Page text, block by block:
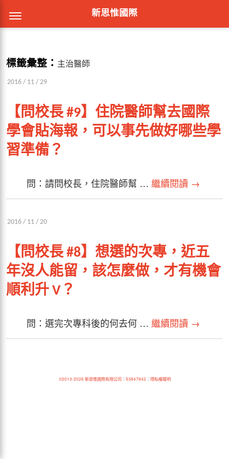
新思惟國際
標籤彙整： 主治醫師
2016 / 11 / 29
【問校長 #9】住院醫師幫去國際
學會貼海報，可以事先做好哪些學
習準備？
問：請問校長，住院醫師幫 … 繼續閱讀 →
2016 / 11 / 20
【問校長 #8】想選的次專，近五
年沒人能留，該怎麼做，才有機會
順利升 V？
問：選完次專科後的何去何 … 繼續閱讀 →
©2013-2026 新思惟國際有限公司｜ 53847842 ｜ 隱私權聲明